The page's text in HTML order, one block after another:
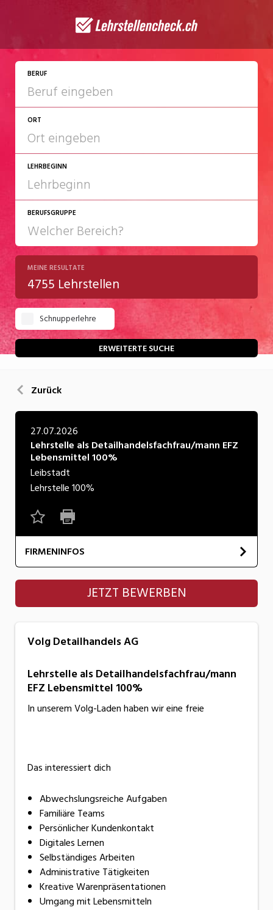
BERUF
ORT
LEHRBEGINN
2027
2028
BERUFSGRUPPE
Chemie/Pharma
Gastgewerbe
Gesundheit/Pflege/Soziales
Handwerk/Technik
Kultur
Natur
Verkehr/Logistik
Wirtschaft/Verwaltung
MEINE RESULTATE
4755 Lehrstellen
Schnupperlehre
ERWEITERTE SUCHE
Zurück
27.07.2026
Lehrstelle als Detailhandelsfachfrau/mann EFZ
Lebensmittel 100%
Leibstadt
Lehrstelle100%
FIRMENINFOS
Volg Detailhandels AG
JETZT BEWERBEN
Volg Detailhandels AG
Lehrstelle als Detailhandelsfachfrau/mann
EFZ Lebensmittel 100%
In unserem Volg-Laden haben wir eine freie
Das interessiert dich
Abwechslungsreiche Aufgaben
Familiäre Teams
Persönlicher Kundenkontakt
Digitales Lernen
Selbständiges Arbeiten
Administrative Tätigkeiten
Kreative Warenpräsentationen
Umgang mit Lebensmitteln